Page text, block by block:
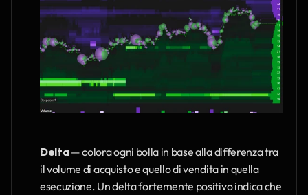
Delta — colora ogni bolla in base alla differenza tra
il volume di acquisto e quello di vendita in quella
esecuzione. Un delta fortemente positivo indica che